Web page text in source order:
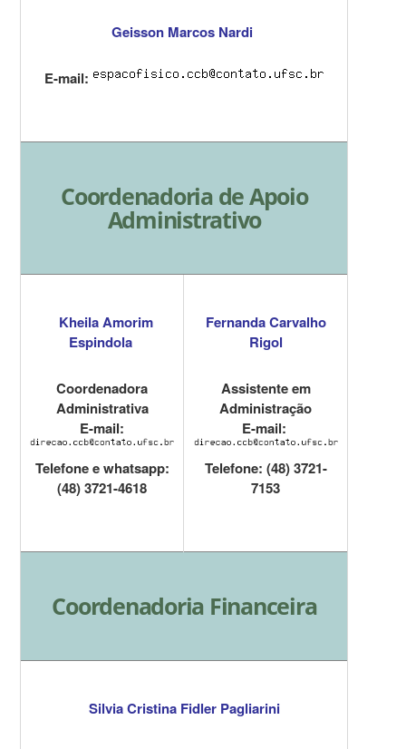
Geisson Marcos Nardi
E-mail:
Coordenadoria de Apoio
Administrativo
Kheila Amorim
Espindola
Coordenadora
Administrativa
E-mail:
Telefonee whatsapp:
(48) 3721-4618
Fernanda Carvalho
Rigol
Assistente em
Administração
E-mail:
Telefone: (48) 3721-
7153
Coordenadoria Financeira
Silvia Cristina Fidler Pagliarini